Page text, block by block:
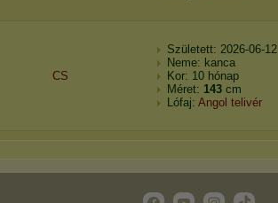
CS
Született: 2026-06-12
Neme: kanca
Kor: 10 hónap
Méret: 143 cm
Lófaj: Angol telivér